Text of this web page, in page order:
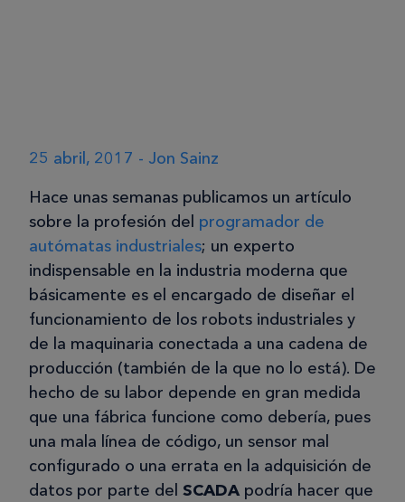
25 abril, 2017 - Jon Sainz
Hace unas semanas publicamos un artículo
sobre la profesión del programador de
autómatas industriales; un experto
indispensable en la industria moderna que
básicamente es el encargado de diseñar el
funcionamiento de los robots industriales y
de la maquinaria conectada a una cadena de
producción (también de la que no lo está). De
hecho de su labor depende en gran medida
que una fábrica funcione como debería, pues
una mala línea de código, un sensor mal
configurado o una errata en la adquisición de
datos por parte del SCADA podría hacer que